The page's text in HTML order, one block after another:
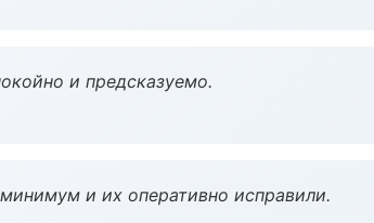
и предсказуемо.
и их оперативно исправили.